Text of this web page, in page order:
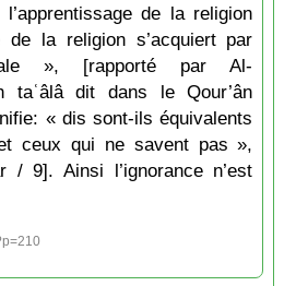
de la religion
la religion s’acquiert par
», [rapporté par Al-
taʿâlâ dit dans le Qour’ân
« dis sont-ils équivalents
ceux qui ne savent pas »,
/ 9]. Ainsi l’ignorance n’est